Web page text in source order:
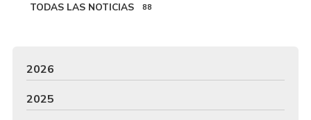
TODAS LAS NOTICIAS 88
2026
2025